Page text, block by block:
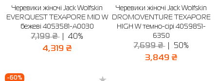
Сорочки
Термобілизна
Футболки
Фітнес та йога
Skechers
The North Face
WHS
Напівчеревики
Сандалі
adidas
Черевики жіночі Jack Wolfskin
EVERQUEST TEXAPORE MID W
бежеві 4053581-A0030
7,199 ₴ 40%
4,319 ₴
Черевики жіночі Jack Wolfskin
DROMOVENTURE TEXAPORE
HIGH W темно-сірі 4059851-
6350
7,699 ₴ 50%
3,849 ₴
-60%